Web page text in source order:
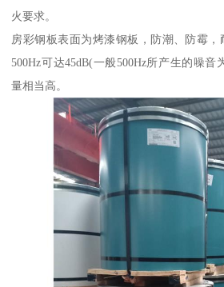
火要求。
房彩钢板表面为烤漆钢板，防潮、防霉
500Hz可达45dB(一般500Hz所产生的噪音
量相当高。